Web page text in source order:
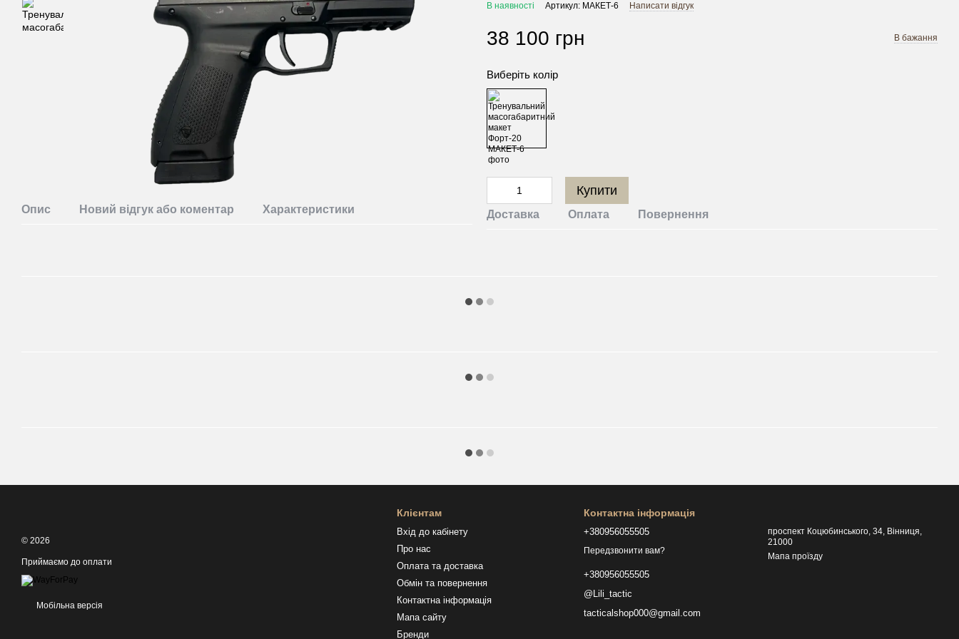
Опис Новий відгук або коментар Характеристики
В наявності Артикул: МАКЕТ-6 Написати відгук
38 100 грн В бажання
Виберіть колір
Купити
Доставка Оплата Повернення
© 2026
Приймаємо до оплати
Мобільна версія
Клієнтам
Вхід до кабінету
Про нас
Оплата та доставка
Обмін та повернення
Контактна інформація
Мапа сайту
Бренди
Контактна інформація
+380956055505
Передзвонити вам?
+380956055505
@Lili_tactic
tacticalshop000@gmail.com
проспект Коцюбинського, 34, Вінниця,
21000
Мапа проїзду